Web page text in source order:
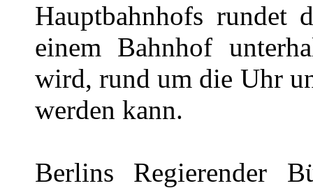
Hauptbahnhofs
einem Bahnhof
wird, rund um die Uhr
werden kann.
Berlins Regierender